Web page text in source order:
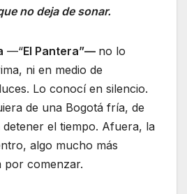
no deja de sonar.
—“El Pantera”— no lo
ni en medio de
Lo conocí en silencio.
de una Bogotá fría, de
el tiempo. Afuera, la
algo mucho más
por comenzar.